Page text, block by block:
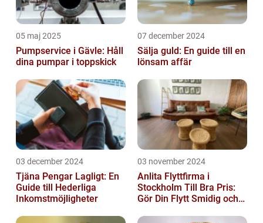
05 maj 2025
Pumpservice i Gävle: Håll
dina pumpar i toppskick
07 december 2024
Sälja guld: En guide till en
lönsam affär
03 december 2024
Tjäna Pengar Lagligt: En
Guide till Hederliga
Inkomstmöjligheter
03 november 2024
Anlita Flyttfirma i
Stockholm Till Bra Pris:
Gör Din Flytt Smidig och